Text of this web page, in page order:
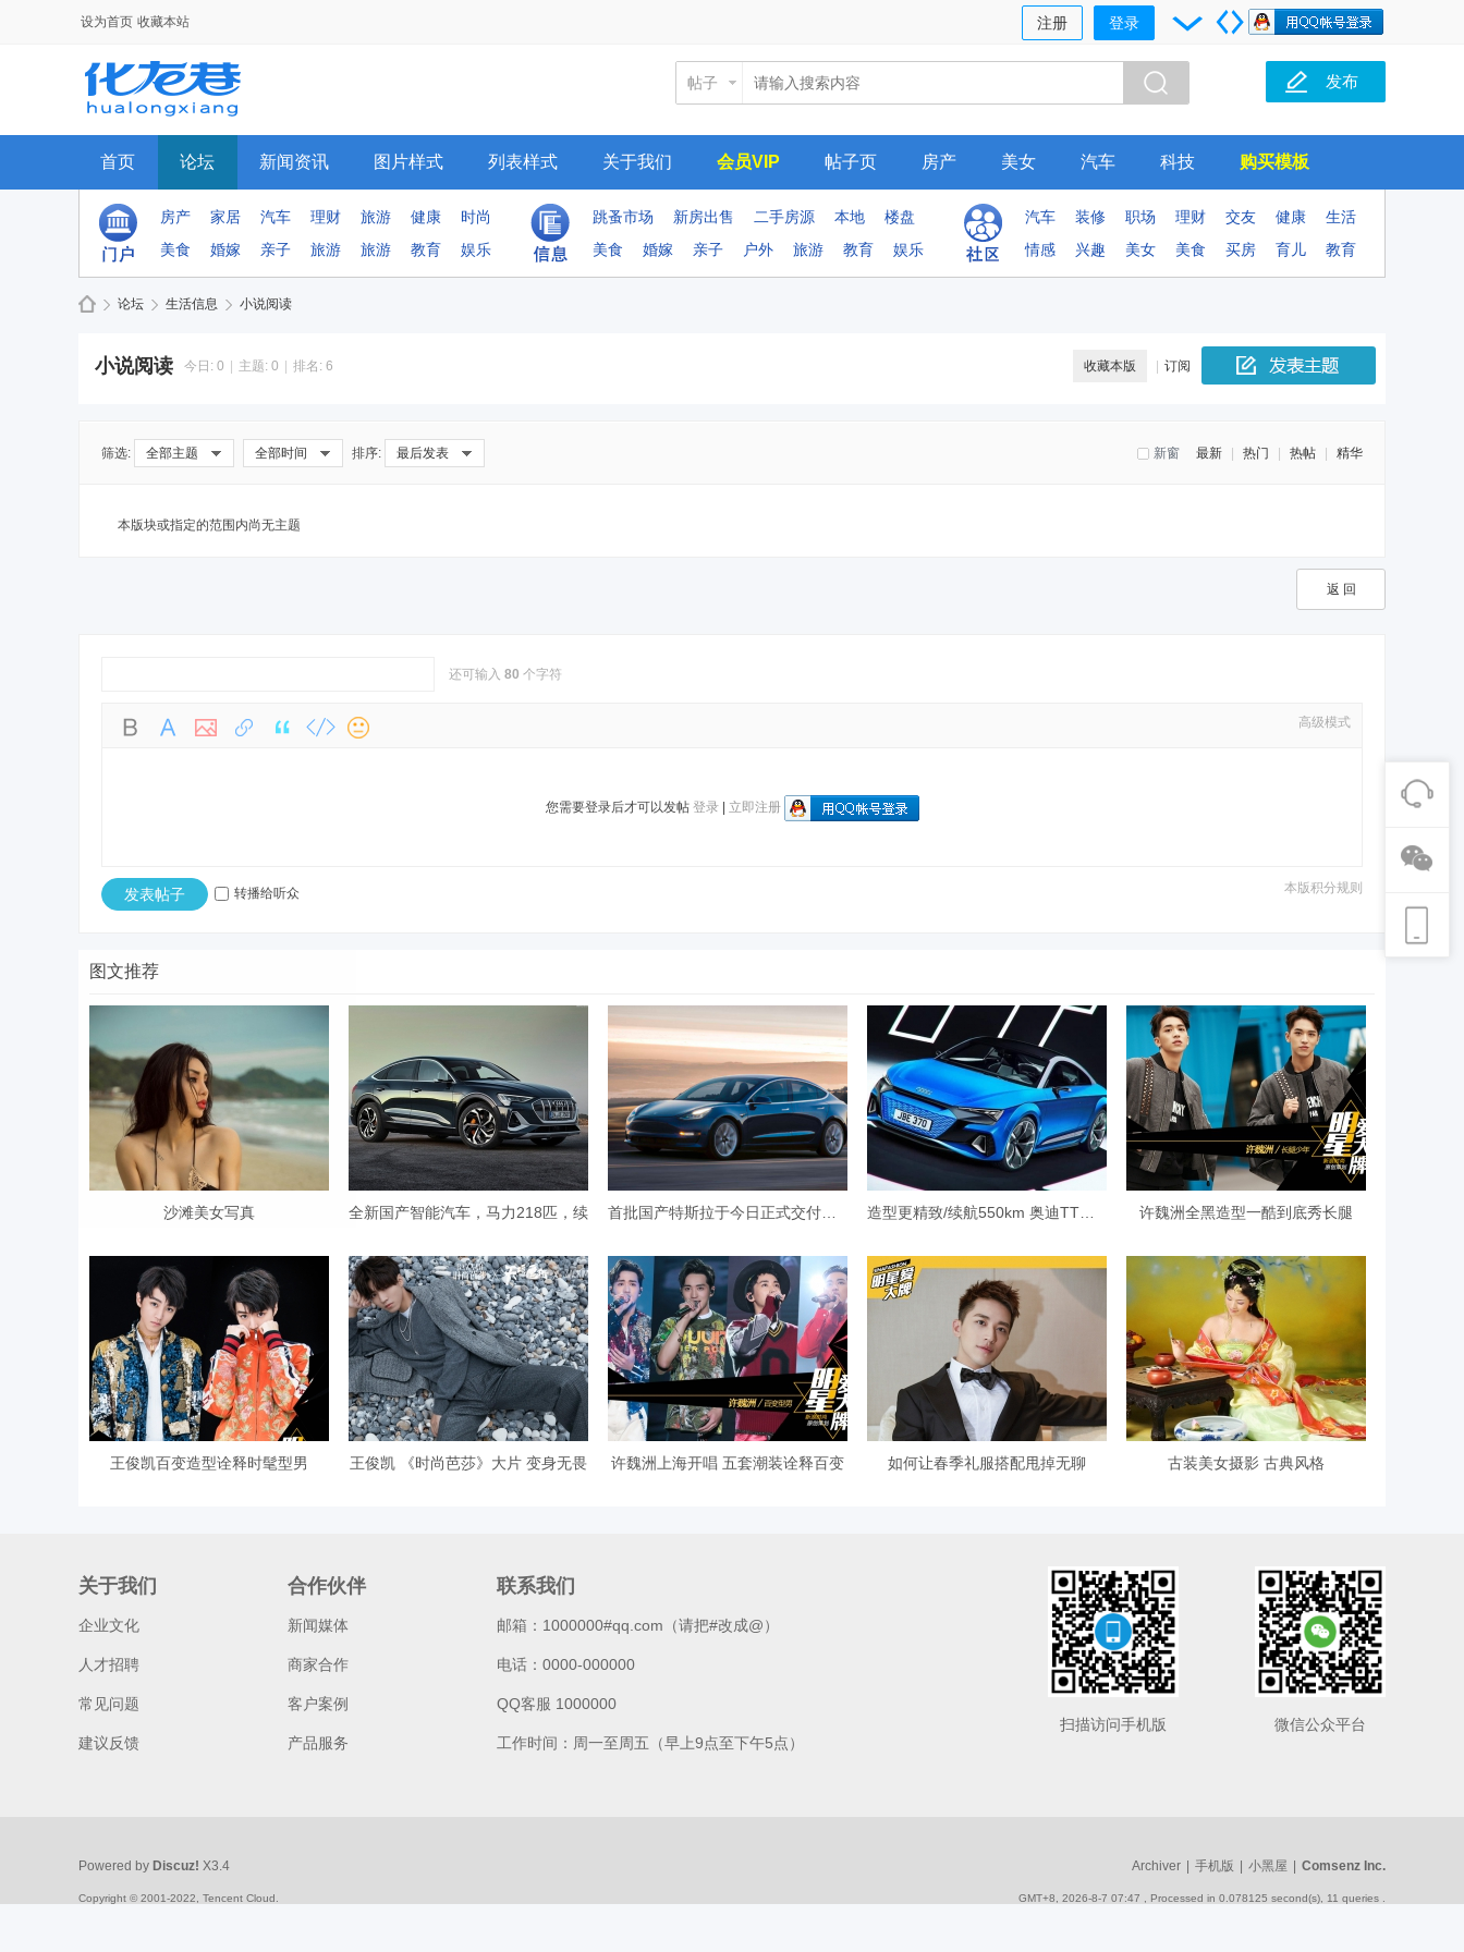
设为首页 收藏本站 注册 登录
发布
帖子
首页 论坛 新闻资讯 图片样式 列表样式 关于我们 会员VIP 帖子页 房产 美女 汽车 科技 购买模板
手机模板 排行榜 群组
房产 家居 汽车 理财 旅游 健康
时尚
美食
婚嫁 亲子 旅游 旅游 教育 娱乐
跳蚤市场 新房出售 二手房源 本地
楼盘
美食
婚嫁 亲子 户外 旅游 教育 娱乐
汽车 装修 职场 理财 交友 健康
生活
情感
兴趣 美女 美食 买房 育儿 教育
Bo
论坛 生活信息 小说阅读
收藏本版 订阅
小说阅读 今日: 0 主题: 0 排名: 6
最新 热门 热帖 精华
新窗
筛选: 全部主题 全部时间 排序: 最后发表
本版块或指定的范围内尚无主题
返 回
还可输入 80 个字符
高级模式
您需要登录后才可以发帖 登录| 立即注册
本版积分规则
发表帖子 转播给听众
图文推荐
沙滩美女写真 全新国产智能汽车，马力218匹，续 许魏洲全黑造型一酷到底秀长腿
王俊凯百变造型诠释时髦型男 王俊凯 《时尚芭莎》大片 变身无畏 许魏洲上海开唱 五套潮装诠释百变 如何让春季礼服搭配甩掉无聊 古装美女摄影 古典风格
关于我们
企业文化
人才招聘
常见问题
建议反馈
合作伙伴
新闻媒体
商家合作
客户案例
产品服务
联系我们
邮箱：1000000#qq.com（请把#改成@）
电话：0000-000000
QQ客服 1000000
工作时间：周一至周五（早上9点至下午5点）
微信公众平台
扫描访问手机版
Archiver 手机版 小黑屋 Comsenz Inc.
GMT+8, 2026-8-7 07:47 , Processed in 0.078125 second(s), 11 queries .
Powered by Discuz! X3.4
Copyright © 2001-2022, Tencent Cloud.